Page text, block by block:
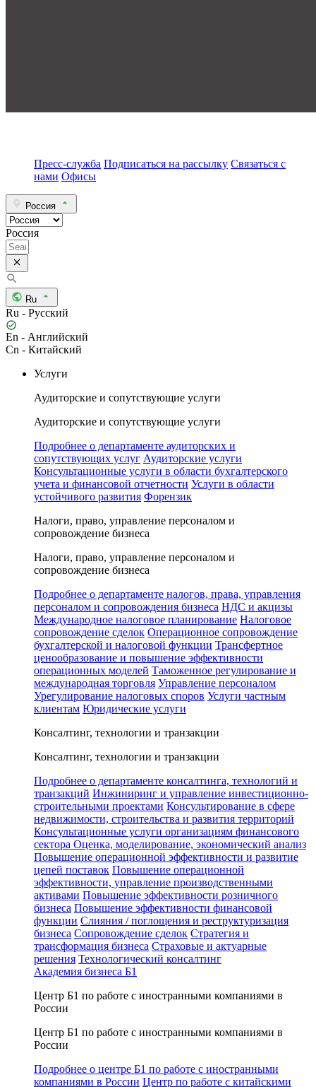
Пресс-служба Подписаться на рассылку Связаться с
нами Офисы
Россия
Россия
Ru
Ru - Русский
En - Английский
Cn - Китайский
Услуги
Аудиторские и сопутствующие услуги
Аудиторские и сопутствующие услуги
Подробнее о департаменте аудиторских и
сопутствующих услуг Аудиторские услуги
Консультационные услуги в области бухгалтерского
учета и финансовой отчетности Услуги в области
устойчивого развития Форензик
Налоги, право, управление персоналом и
сопровождение бизнеса
Налоги, право, управление персоналом и
сопровождение бизнеса
Подробнее о департаменте налогов, права, управления
персоналом и сопровождения бизнеса НДС и акцизы
Международное налоговое планирование Налоговое
сопровождение сделок Операционное сопровождение
бухгалтерской и налоговой функции Трансфертное
ценообразование и повышение эффективности
операционных моделей Таможенное регулирование и
международная торговля Управление персоналом
Урегулирование налоговых споров Услуги частным
клиентам Юридические услуги
Консалтинг, технологии и транзакции
Консалтинг, технологии и транзакции
Подробнее о департаменте консалтинга, технологий и
транзакций Инжиниринг и управление инвестиционно-
строительными проектами Консультирование в сфере
недвижимости, строительства и развития территорий
Консультационные услуги организациям финансового
сектора Оценка, моделирование, экономический анализ
Повышение операционной эффективности и развитие
цепей поставок Повышение операционной
эффективности, управление производственными
активами Повышение эффективности розничного
бизнеса Повышение эффективности финансовой
функции Слияния / поглощения и реструктуризация
бизнеса Сопровождение сделок Стратегия и
трансформация бизнеса Страховые и актуарные
решения Технологический консалтинг
Академия бизнеса Б1
Центр Б1 по работе с иностранными компаниями в
России
Центр Б1 по работе с иностранными компаниями в
России
Подробнее о центре Б1 по работе с иностранными
компаниями в России Центр по работе с китайскими